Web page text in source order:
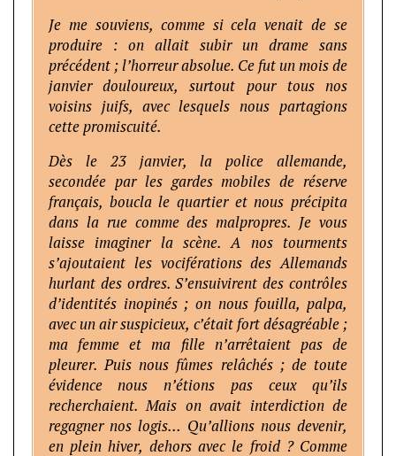
Je me souviens, comme si cela venait de se
produire : on allait subir un drame sans
précédent ; l’horreur absolue. Ce fut un mois de
janvier douloureux, surtout pour tous nos
voisins juifs, avec lesquels nous partagions
cette promiscuité.
Dès le 23 janvier, la police allemande,
secondée par les gardes mobiles de réserve
français, boucla le quartier et nous précipita
dans la rue comme des malpropres. Je vous
laisse imaginer la scène. A nos tourments
s’ajoutaient les vociférations des Allemands
hurlant des ordres. S’ensuivirent des contrôles
d’identités inopinés ; on nous fouilla, palpa,
avec un air suspicieux, c’était fort désagréable ;
ma femme et ma fille n’arrêtaient pas de
pleurer. Puis nous fûmes relâchés ; de toute
évidence nous n’étions pas ceux qu’ils
recherchaient. Mais on avait interdiction de
regagner nos logis… Qu’allions nous devenir,
en plein hiver, dehors avec le froid ? Comme